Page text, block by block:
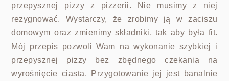
przepysznej pizzy z pizzerii. Nie musimy z niej
rezygnować. Wystarczy, że zrobimy ją w zaciszu
domowym oraz zmienimy składniki, tak aby była fit.
Mój przepis pozwoli Wam na wykonanie szybkiej i
przepysznej pizzy bez zbędnego czekania na
wyrośnięcie ciasta. Przygotowanie jej jest banalnie